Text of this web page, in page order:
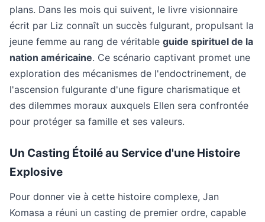
plans. Dans les mois qui suivent, le livre visionnaire
écrit par Liz connaît un succès fulgurant, propulsant la
jeune femme au rang de véritable guide spirituel de la
nation américaine. Ce scénario captivant promet une
exploration des mécanismes de l'endoctrinement, de
l'ascension fulgurante d'une figure charismatique et
des dilemmes moraux auxquels Ellen sera confrontée
pour protéger sa famille et ses valeurs.
Un Casting Étoilé au Service d'une Histoire
Explosive
Pour donner vie à cette histoire complexe, Jan
Komasa a réuni un casting de premier ordre, capable